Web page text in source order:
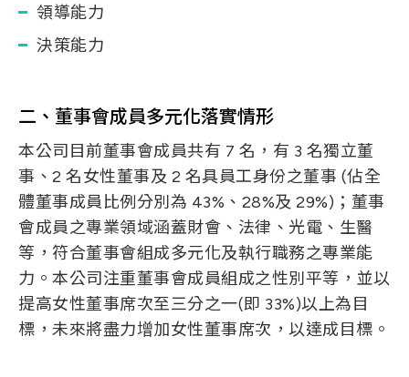
領導能力
決策能力
二、董事會成員多元化落實情形
本公司目前董事會成員共有 7 名，有 3 名獨立董
事、2 名女性董事及 2 名具員工身份之董事 (佔全
體董事成員比例分別為 43%、28%及 29%)；董事
會成員之專業領域涵蓋財會、法律、光電、生醫
等，符合董事會組成多元化及執行職務之專業能
力。本公司注重董事會成員組成之性別平等，並以
提高女性董事席次至三分之一(即 33%)以上為目
標，未來將盡力增加女性董事席次，以達成目標。